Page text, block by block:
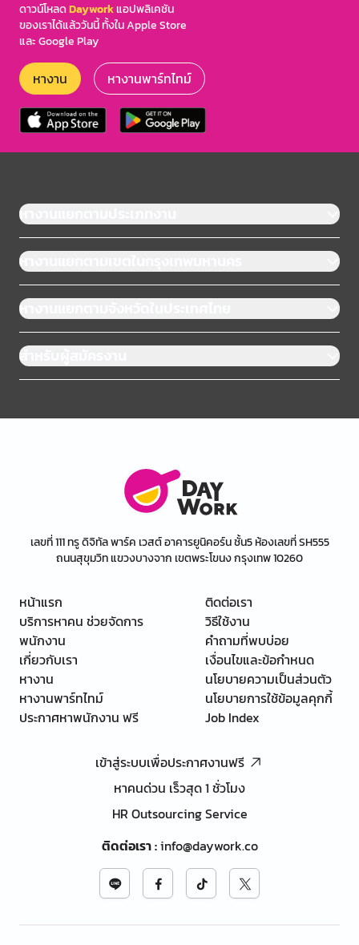
ดาวน์โหลดDayworkแอปพลิเคชัน
ของเราได้แล้ววันนี้ ทั้งใน Apple Store
และ Google Play
หางาน หางานพาร์ทไทม์
หางานแยกตามประเภทงาน
หางานแยกตามเขตในกรุงเทพมหานคร
หางานแยกตามจังหวัดในประเทศไทย
สำหรับผู้สมัครงาน
เลขที่ 111 ทรู ดิจิทัล พาร์ค เวสต์ อาคารยูนิคอร์น ชั้น5 ห้องเลขที่ SH555
ถนนสุขุมวิท แขวงบางจาก เขตพระโขนง กรุงเทพ 10260
หน้าแรก
บริการหาคน ช่วยจัดการ
พนักงาน
เกี่ยวกับเรา
หางาน
หางานพาร์ทไทม์
ประกาศหาพนักงาน ฟรี
ติดต่อเรา
วิธีใช้งาน
คำถามที่พบบ่อย
เงื่อนไขและข้อกำหนด
นโยบายความเป็นส่วนตัว
นโยบายการใช้ข้อมูลคุกกี้
Job Index
เข้าสู่ระบบเพื่อประกาศงานฟรี
หาคนด่วน เร็วสุด 1 ชั่วโมง
HR Outsourcing Service
ติดต่อเรา:info@daywork.co